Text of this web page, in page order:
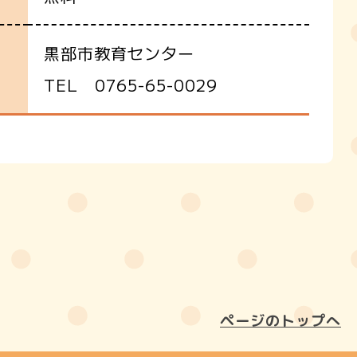
黒部市教育センター
TEL 0765-65-0029
ページのトップへ